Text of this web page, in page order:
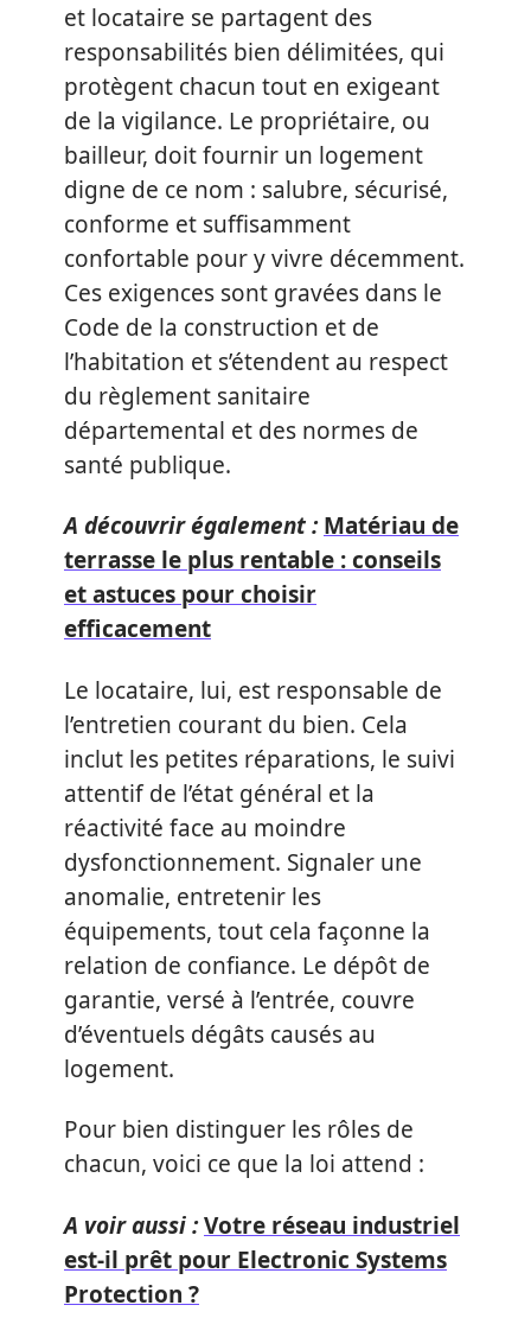
et locataire se partagent des
responsabilités bien délimitées, qui
protègent chacun tout en exigeant
de la vigilance. Le propriétaire, ou
bailleur, doit fournir un logement
digne de ce nom : salubre, sécurisé,
conforme et suffisamment
confortable pour y vivre décemment.
Ces exigences sont gravées dans le
Code de la construction et de
l’habitation et s’étendent au respect
du règlement sanitaire
départemental et des normes de
santé publique.
A découvrir également : Matériau de
terrasse le plus rentable : conseils
et astuces pour choisir
efficacement
Le locataire, lui, est responsable de
l’entretien courant du bien. Cela
inclut les petites réparations, le suivi
attentif de l’état général et la
réactivité face au moindre
dysfonctionnement. Signaler une
anomalie, entretenir les
équipements, tout cela façonne la
relation de confiance. Le dépôt de
garantie, versé à l’entrée, couvre
d’éventuels dégâts causés au
logement.
Pour bien distinguer les rôles de
chacun, voici ce que la loi attend :
A voir aussi :Votre réseau industriel
est-il prêt pour Electronic Systems
Protection ?